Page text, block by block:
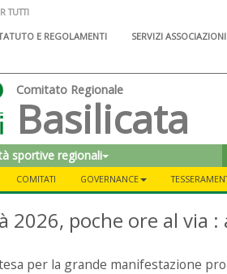
TUTTI
E REGOLAMENTI SERVIZI
Comitato Regionale
Basilicata
sportive regionali
COMITATI GOVERNANCE
2026, poche ore al via
per la grande manifestazione